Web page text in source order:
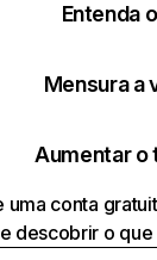
Entenda
Mensura a
Aumentar o
conta
descobrir o